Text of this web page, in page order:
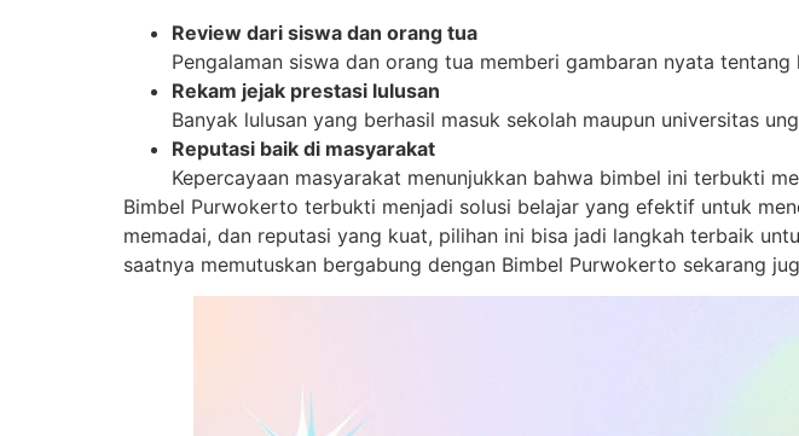
Review dari siswa dan orang tua
Pengalaman siswa dan orang tua memberi gambaran nyata tentang
Rekam jejak prestasi lulusan
Banyak lulusan yang berhasil masuk sekolah maupun universitas
Reputasi baik di masyarakat
Kepercayaan masyarakat menunjukkan bahwa bimbel ini terbukti
Bimbel Purwokerto terbukti menjadi solusi belajar yang efektif untuk
memadai, dan reputasi yang kuat, pilihan ini bisa jadi langkah terbaik
saatnya memutuskan bergabung dengan Bimbel Purwokerto sekarang